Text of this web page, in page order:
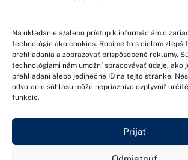
Na ukladanie a/alebo prístup k informáciám o
technológie ako cookies. Robíme to s cieľom
prehliadania a zobrazovať prispôsobené reklamy.
technológiami nám umožní spracovávať údaje, ako
prehliadaní alebo jedinečné ID na tejto stránke.
odvolanie súhlasu môže nepriaznivo ovplyvniť
funkcie.
Prijať
DIČ: 1048117840
IČ DPH: SK1048117840
© 2023-2024 ESHOP AMG STUDIO. Weby od
ZÁSADY SPRACÚVANIA OSOBNÝCH ÚDAJOV